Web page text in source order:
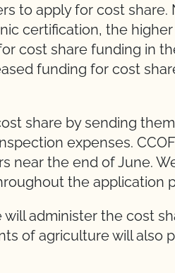
to apply for cost share.
certification, the
cost share funding in
funding for cost
share by sending
expenses.
near the end of June.
the application
will administer the cost
of agriculture will also